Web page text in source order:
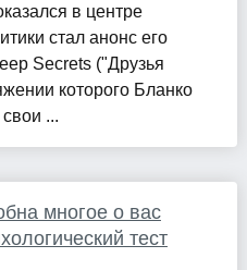
в центре
стал анонс его
Secrets ("Друзья
которого Бланко
...
многое о вас
тест